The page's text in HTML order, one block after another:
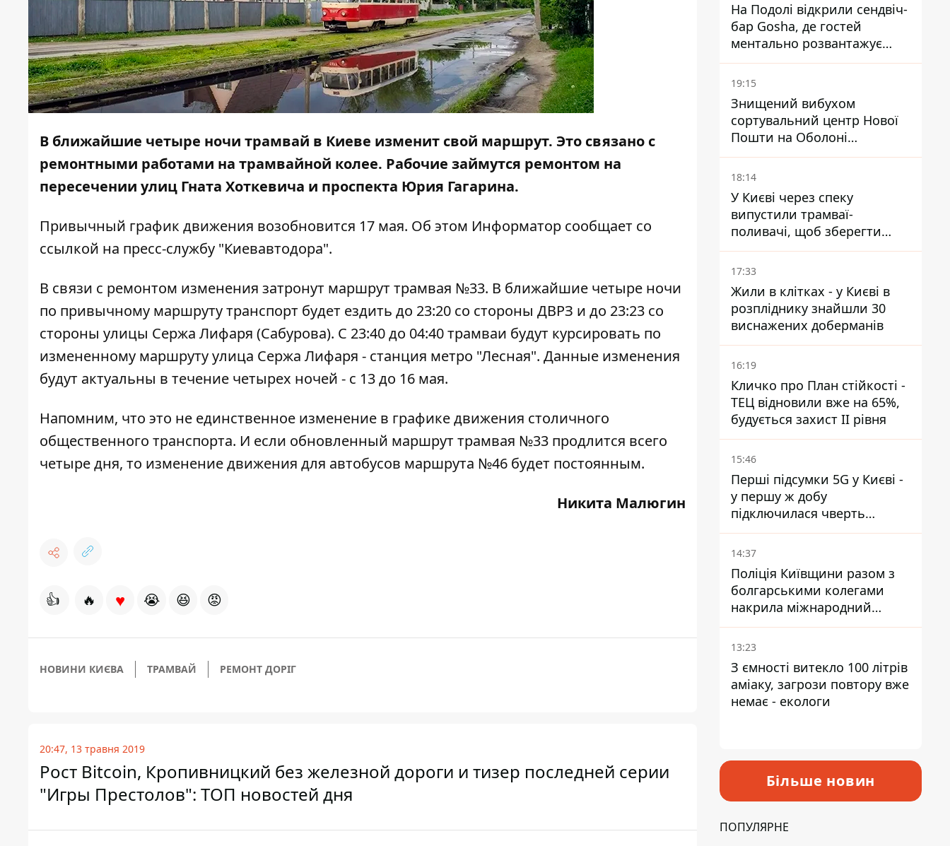
В ближайшие четыре ночи трамвай в Киеве изменит свой маршрут. Это связано с
ремонтными работами на трамвайной колее. Рабочие займутся ремонтом на
пересечении улиц Гната Хоткевича и проспекта Юрия Гагарина.
Привычный график движения возобновится 17 мая. Об этом Информатор сообщает со
ссылкой на пресс-службу "Киевавтодора".
В связи с ремонтом изменения затронут маршрут трамвая №33. В ближайшие четыре ночи
по привычному маршруту транспорт будет ездить до 23:20 со стороны ДВРЗ и до 23:23 со
стороны улицы Сержа Лифаря (Сабурова). С 23:40 до 04:40 трамваи будут курсировать по
измененному маршруту улица Сержа Лифаря - станция метро "Лесная". Данные изменения
будут актуальны в течение четырех ночей - с 13 до 16 мая.
Напомним, что это не единственное изменение в графике движения столичного
общественного транспорта. И если обновленный маршрут трамвая №33 продлится всего
четыре дня, то изменение движения для автобусов маршрута №46 будет постоянным.
Никита Малюгин
👍 🔥 ♥ 😭 😆 😡
НОВИНИ КИЄВА ТРАМВАЙ РЕМОНТ ДОРІГ
20:47, 13 травня 2019
Рост Bitcoin, Кропивницкий без железной дороги и тизер последней серии
"Игры Престолов": ТОП новостей дня
На Подолі відкрили сендвіч-
бар Gosha, де гостей
ментально розвантажує
акула
19:15
Знищений вибухом
сортувальний центр Нової
Пошти на Оболоні
запрацював - видають
посилки
18:14
У Києві через спеку
випустили трамваї-
поливачі, щоб зберегти
рейки від деформації
17:33
Жили в клітках - у Києві в
розпліднику знайшли 30
виснажених доберманів
16:19
Кличко про План стійкості -
ТЕЦ відновили вже на 65%,
будується захист ІІ рівня
15:46
Перші підсумки 5G у Києві -
у першу ж добу
підключилася чверть
мільйона абонентів
14:37
Поліція Київщини разом з
болгарськими колегами
накрила міжнародний
наркосиндикат
13:23
З ємності витекло 100 літрів
аміаку, загрози повтору вже
немає - екологи
Більше новин
ПОПУЛЯРНЕ